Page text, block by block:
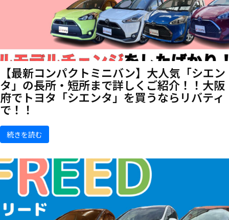
【最新コンパクトミニバン】大人気「シエン
タ」の長所・短所まで詳しくご紹介！！大阪
府でトヨタ「シエンタ」を買うならリバティ
で！！
続きを読む